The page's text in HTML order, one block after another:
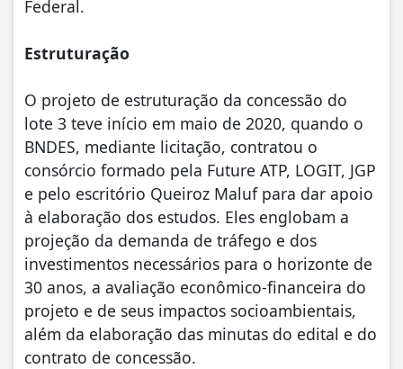
Federal.
Estruturação
O projeto de estruturação da concessão do
lote 3 teve início em maio de 2020, quando o
BNDES, mediante licitação, contratou o
consórcio formado pela Future ATP, LOGIT, JGP
e pelo escritório Queiroz Maluf para dar apoio
à elaboração dos estudos. Eles englobam a
projeção da demanda de tráfego e dos
investimentos necessários para o horizonte de
30 anos, a avaliação econômico-financeira do
projeto e de seus impactos socioambientais,
além da elaboração das minutas do edital e do
contrato de concessão.